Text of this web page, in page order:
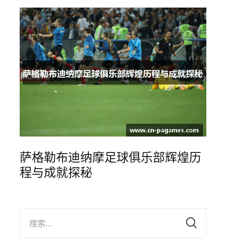
萨格勒布迪纳摩足球俱乐部辉煌历
程与成就探秘
搜索...